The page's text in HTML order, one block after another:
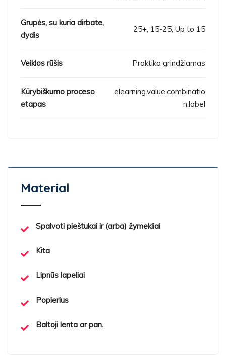
Grupės, su kuria dirbate,
dydis
25+, 15-25, Up to 15
Veiklos rūšis Praktika grindžiamas
Kūrybiškumo proceso
etapas
elearning.value.combinatio
n.label
Material
Spalvoti pieštukai ir (arba) žymekliai
Kita
Lipnūs lapeliai
Popierius
Baltoji lenta ar pan.